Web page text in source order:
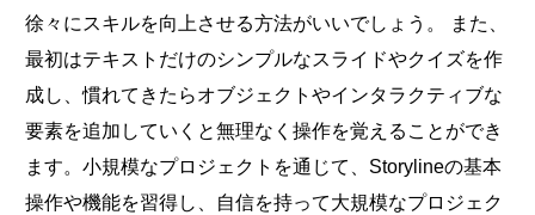
徐々にスキルを向上させる方法がいいでしょう。 また、
最初はテキストだけのシンプルなスライドやクイズを作
成し、慣れてきたらオブジェクトやインタラクティブな
要素を追加していくと無理なく操作を覚えることができ
ます。小規模なプロジェクトを通じて、Storylineの基本
操作や機能を習得し、自信を持って大規模なプロジェク